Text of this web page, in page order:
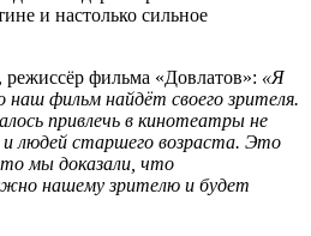
и настолько сильное
фильма «Довлатов»: «Я
наш фильм найдёт своего зрителя.
привлечь в кинотеатры не
людей старшего возраста. Это
мы доказали, что
нашему зрителю и будет